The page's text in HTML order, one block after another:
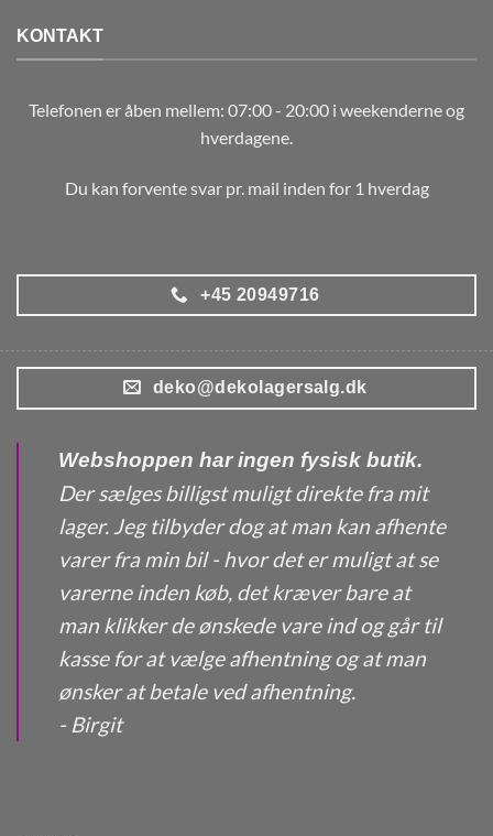
KONTAKT
Telefonen er åben mellem: 07:00 - 20:00 i weekenderne og
hverdagene.
Du kan forvente svar pr. mail inden for 1 hverdag
+45 20949716
deko@dekolagersalg.dk
Webshoppen har ingen fysisk butik.
Der sælges billigst muligt direkte fra mit
lager. Jeg tilbyder dog at man kan afhente
varer fra min bil - hvor det er muligt at se
varerne inden køb, det kræver bare at
man klikker de ønskede vare ind og går til
kasse for at vælge afhentning og at man
ønsker at betale ved afhentning.
- Birgit